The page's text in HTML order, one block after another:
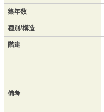
築年数
種別/構造
階建
備考